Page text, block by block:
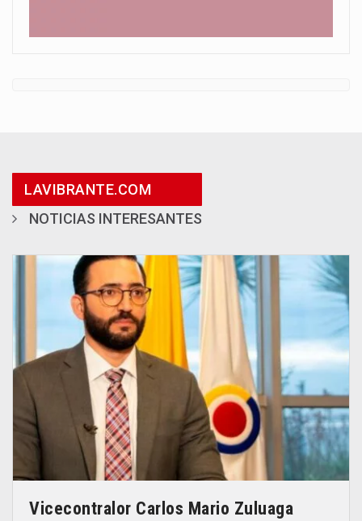
LAVIBRANTE.COM
NOTICIAS INTERESANTES
Vicecontralor Carlos Mario Zuluaga